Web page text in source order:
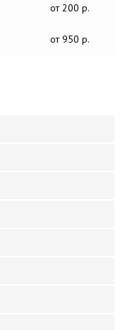
от 200 р.
от 950 р.